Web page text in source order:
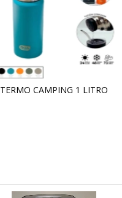
TERMO CAMPING 1 LITRO